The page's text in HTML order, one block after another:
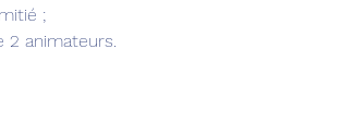
;
2 animateurs.